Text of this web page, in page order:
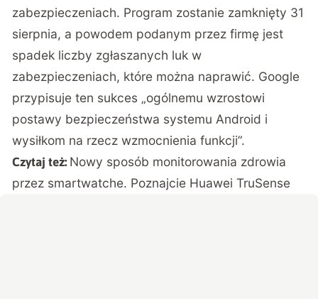
zabezpieczeniach. Program zostanie zamknięty 31
sierpnia, a powodem podanym przez firmę jest
spadek liczby zgłaszanych luk w
zabezpieczeniach, które można naprawić. Google
przypisuje ten sukces „ogólnemu wzrostowi
postawy bezpieczeństwa systemu Android i
wysiłkom na rzecz wzmocnienia funkcji”.
Czytaj też: Nowy sposób monitorowania zdrowia
przez smartwatche. Poznajcie Huawei TruSense